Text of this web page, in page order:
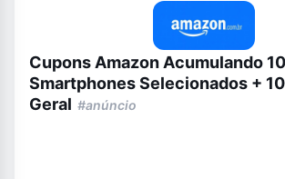
Cupons Amazon Acumulando
Smartphones Selecionados +
Geral #anúncio